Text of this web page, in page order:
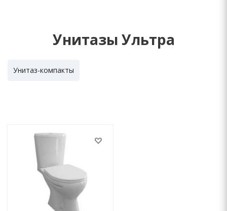
Унитазы Ультра
Унитаз-компакты